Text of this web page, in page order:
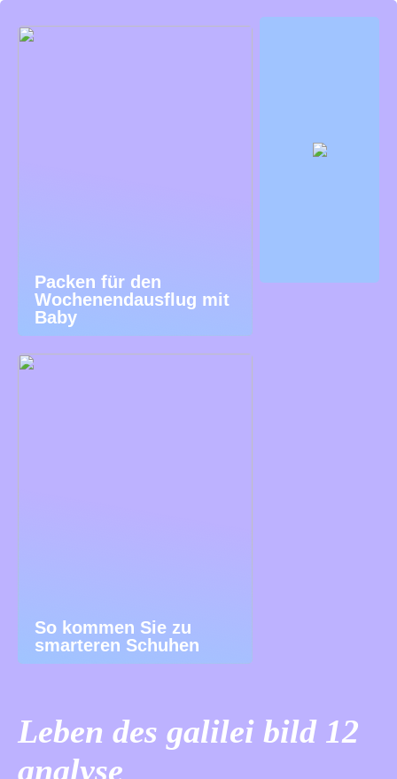
Packen für den
Wochenendausflug mit
Baby
So kommen Sie zu
smarteren Schuhen
Leben des galilei bild 12
analyse